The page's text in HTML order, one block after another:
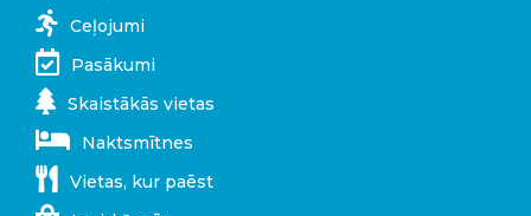
Ceļojumi
Pasākumi
Skaistākās vietas
Naktsmītnes
Vietas, kur paēst